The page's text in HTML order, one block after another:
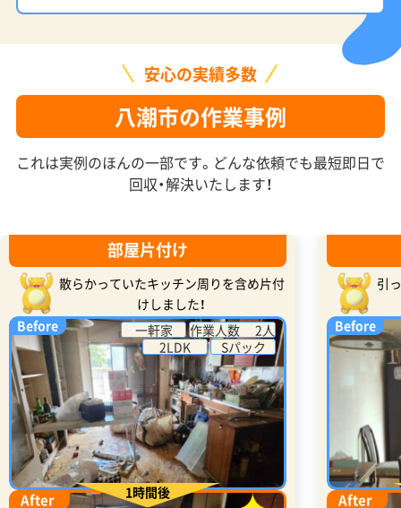
安心の実績多数
八潮市の作業事例
これは実例のほんの一部です。どんな依頼でも最短即日で
回収・解決いたします！
部屋片付け
散らかっていたキッチン周りを含め片付
けしました！
Before
一軒家
作業人数 2人
2LDK
Sパック
After 1時間後
引
Before
After